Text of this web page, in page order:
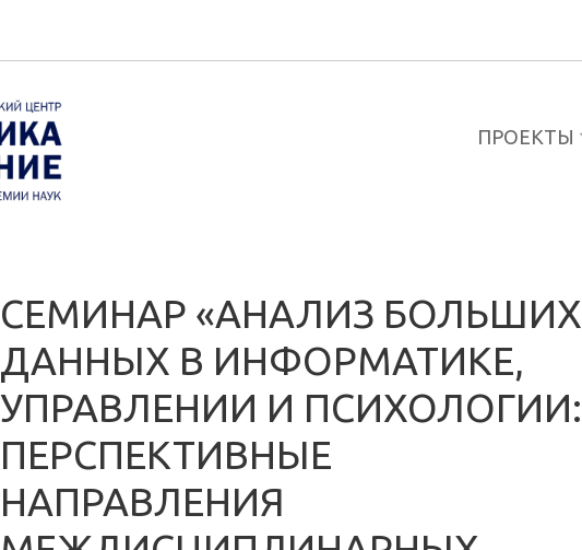
ПРОЕКТЫ
СЕМИНАР «АНАЛИЗ БОЛЬШИХ
ДАННЫХ В ИНФОРМАТИКЕ,
УПРАВЛЕНИИ И ПСИХОЛОГИИ:
ПЕРСПЕКТИВНЫЕ
НАПРАВЛЕНИЯ